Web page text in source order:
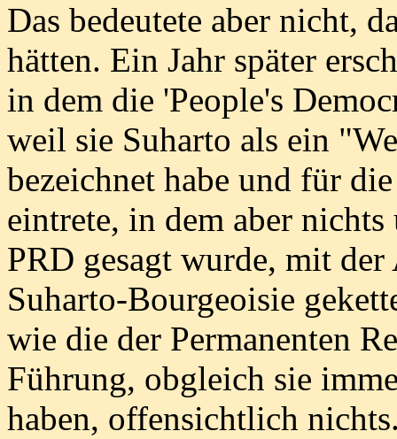
Das bedeutete aber nicht,
hätten. Ein Jahr später
in dem die 'People's
weil sie Suharto als ein
bezeichnet habe und für
eintrete, in dem aber
PRD gesagt wurde, mit
Suharto-Bourgeoisie
wie die der Permanenten
Führung, obgleich sie
haben, offensichtlich